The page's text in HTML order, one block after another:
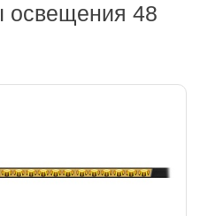
освещения 48